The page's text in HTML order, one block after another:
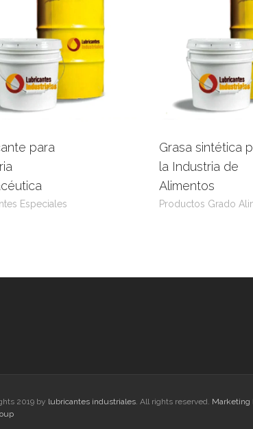
más
para
Especiales
Leer más
Grasa sintética
la Industria de
Alimentos
Productos Grado
2019 by lubricantes industriales. All rights reserved. Marketing